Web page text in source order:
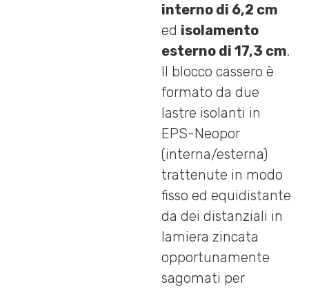
interno di 6,2 cm
ed isolamento
esterno di 17,3 cm.
Il blocco cassero è
formato da due
lastre isolanti in
EPS-Neopor
(interna/esterna)
trattenute in modo
fisso ed equidistante
da dei distanziali in
lamiera zincata
opportunamente
sagomati per